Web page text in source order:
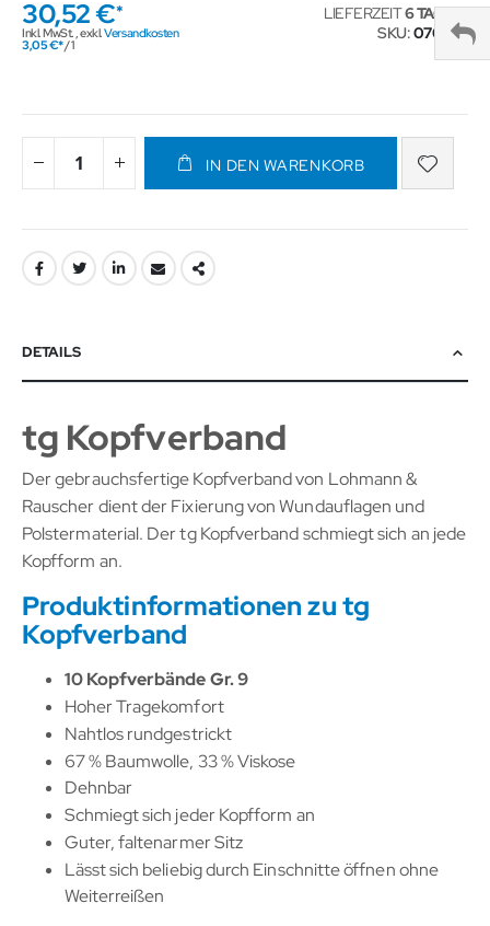
30,52 €
Inkl. MwSt.,exkl.Versandkosten
3,05 € / 1
LIEFERZEIT6 TAGE
SKU 070253
IN DEN WARENKORB
DETAILS
tg Kopfverband
Der gebrauchsfertige Kopfverband von Lohmann &
Rauscher dient der Fixierung von Wundauflagen und
Polstermaterial. Der tg Kopfverband schmiegt sich an jede
Kopfform an.
Produktinformationen zu tg
Kopfverband
10 Kopfverbände Gr. 9
Hoher Tragekomfort
Nahtlos rundgestrickt
67 % Baumwolle, 33 % Viskose
Dehnbar
Schmiegt sich jeder Kopfform an
Guter, faltenarmer Sitz
Lässt sich beliebig durch Einschnitte öffnen ohne
Weiterreißen